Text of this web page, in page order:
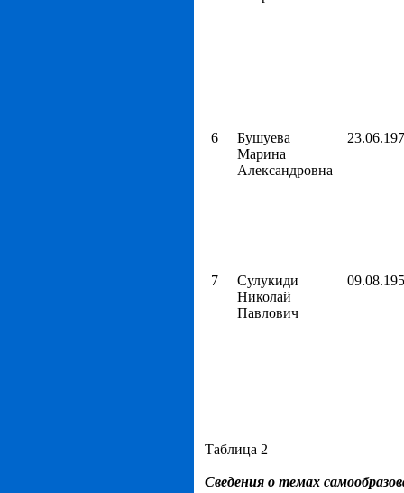
6
Бушуева
Марина
Александровна
7
Сулукиди
Николай
Павлович
Таблица 2
Сведения о темах